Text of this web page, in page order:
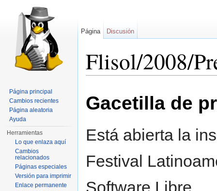
Flisol/2008/
Gacetilla de
Está abierta la
Festival
Software Libre
Página Discusión
Página principal
Cambios recientes
Página aleatoria
Ayuda
Herramientas
Lo que enlaza aquí
Cambios
relacionados
Páginas especiales
Versión para imprimir
Enlace permanente